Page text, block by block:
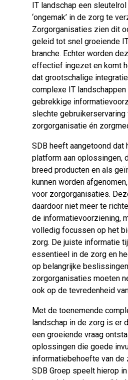
IT landschap een
‘ongemak’ in de zorg te
Zorgorganisaties zien dit
geleid tot snel groeiende
branche. Echter worden
effectief ingezet en komt
dat grootschalige
complexe IT
gebrekkige
slechte gebruikerservaring
zorgorganisatie én
SDB heeft aangetoond dat
platform aan oplossingen,
breed producten en als
kunnen worden
voor zorgorganisaties.
daardoor niet meer te
de informatievoorziening,
volledig focussen op het
zorg. De juiste informatie
essentieel in de zorg en
op belangrijke
zorgorganisaties moeten
ook op de tevredenheid
Met de toenemende
landschap in de zorg is er
een groeiende vraag
oplossingen die goede
informatiebehoefte van de
SDB Groep speelt hierop